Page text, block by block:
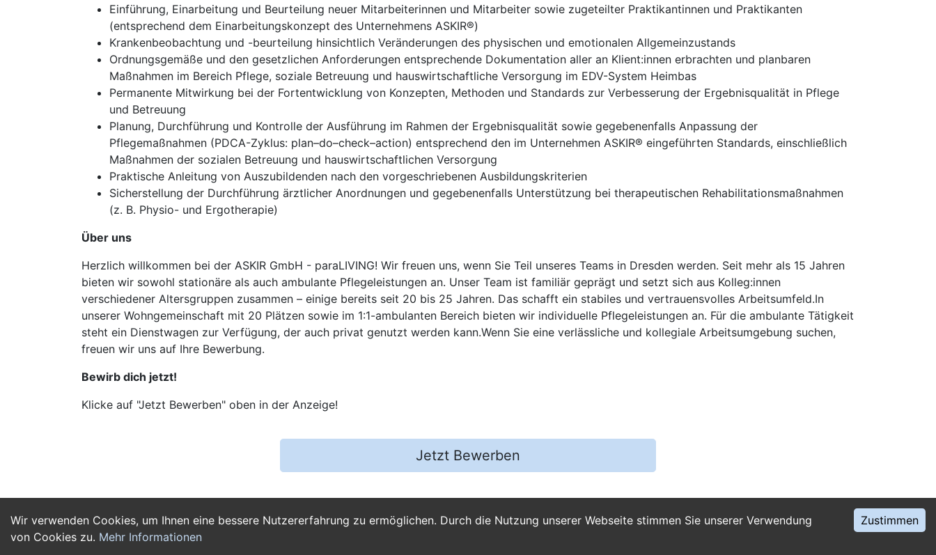
Wir verwenden Cookies, um Ihnen eine bessere Nutzererfahrung zu ermöglichen. Durch die Nutzung unserer Webseite stimmen Sie unserer Verwendung
von Cookies zu. Mehr Informationen
Zustimmen
Einführung, Einarbeitung und Beurteilung neuer Mitarbeiterinnen und Mitarbeiter sowie zugeteilter Praktikantinnen und Praktikanten
(entsprechend dem Einarbeitungskonzept des Unternehmens ASKIR®)
Krankenbeobachtung und -beurteilung hinsichtlich Veränderungen des physischen und emotionalen Allgemeinzustands
Ordnungsgemäße und den gesetzlichen Anforderungen entsprechende Dokumentation aller an Klient:innen erbrachten und planbaren
Maßnahmen im Bereich Pflege, soziale Betreuung und hauswirtschaftliche Versorgung im EDV-System Heimbas
Permanente Mitwirkung bei der Fortentwicklung von Konzepten, Methoden und Standards zur Verbesserung der Ergebnisqualität in Pflege
und Betreuung
Planung, Durchführung und Kontrolle der Ausführung im Rahmen der Ergebnisqualität sowie gegebenenfalls Anpassung der
Pflegemaßnahmen (PDCA-Zyklus: plan–do–check–action) entsprechend den im Unternehmen ASKIR® eingeführten Standards, einschließlich
Maßnahmen der sozialen Betreuung und hauswirtschaftlichen Versorgung
Praktische Anleitung von Auszubildenden nach den vorgeschriebenen Ausbildungskriterien
Sicherstellung der Durchführung ärztlicher Anordnungen und gegebenenfalls Unterstützung bei therapeutischen Rehabilitationsmaßnahmen
(z. B. Physio- und Ergotherapie)
Über uns
Herzlich willkommen bei der ASKIR GmbH - paraLIVING! Wir freuen uns, wenn Sie Teil unseres Teams in Dresden werden. Seit mehr als 15 Jahren
bieten wir sowohl stationäre als auch ambulante Pflegeleistungen an. Unser Team ist familiär geprägt und setzt sich aus Kolleg:innen
verschiedener Altersgruppen zusammen – einige bereits seit 20 bis 25 Jahren. Das schafft ein stabiles und vertrauensvolles Arbeitsumfeld.In
unserer Wohngemeinschaft mit 20 Plätzen sowie im 1:1-ambulanten Bereich bieten wir individuelle Pflegeleistungen an. Für die ambulante Tätigkeit
steht ein Dienstwagen zur Verfügung, der auch privat genutzt werden kann.Wenn Sie eine verlässliche und kollegiale Arbeitsumgebung suchen,
freuen wir uns auf Ihre Bewerbung.
Bewirb dich jetzt!
Klicke auf "Jetzt Bewerben" oben in der Anzeige!
Jetzt Bewerben